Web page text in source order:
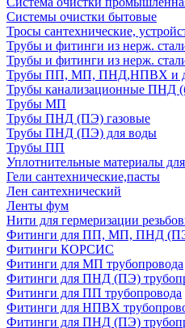
Системы очистки бытовые
Тросы сантехнические,
Трубы и фитинги из нерж.
Трубы и фитинги из нерж.
Трубы ПП, МП, ПНД,НПВХ и
Трубы канализационные ПНД
Трубы МП
Трубы ПНД (ПЭ) газовые
Трубы ПНД (ПЭ) для воды
Трубы ПП
Уплотнительные материалы
Гели сантехнические,пасты
Лен сантехнический
Ленты фум
Нити для гермеризации
Фитинги для ПП, МП, ПНД
Фитинги КОРСИС
Фитинги для МП трубопровода
Фитинги для ПНД (ПЭ)
Фитинги для ПП трубопровода
Фитинги для НПВХ
Фитинги для ПНД (ПЭ)